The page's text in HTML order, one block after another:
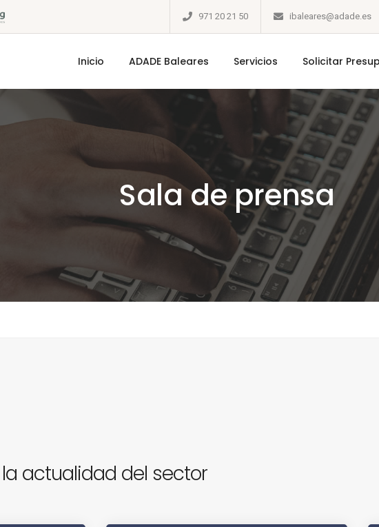
971 20 21 50 ibaleares@adade.es
Inicio ADADE Baleares Servicios Solicitar
Sala de prensa
actualidad del sector